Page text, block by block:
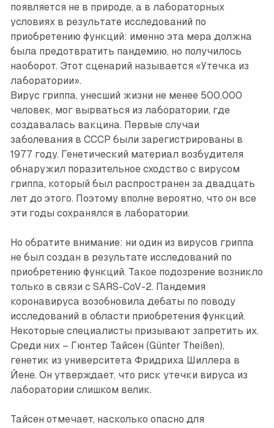
появляется не в природе, а в лабораторных
условиях в результате исследований по
приобретению функций: именно эта мера должна
была предотвратить пандемию, но получилось
наоборот. Этот сценарий называется «Утечка из
лаборатории».
Вирус гриппа, унесший жизни не менее 500.000
человек, мог вырваться из лаборатории, где
создавалась вакцина. Первые случаи
заболевания в СССР были зарегистрированы в
1977 году. Генетический материал возбудителя
обнаружил поразительное сходство с вирусом
гриппа, который был распространен за двадцать
лет до этого. Поэтому вполне вероятно, что он все
эти годы сохранялся в лаборатории.
Но обратите внимание: ни один из вирусов гриппа
не был создан в результате исследований по
приобретению функций. Такое подозрение возникло
только в связи с SARS-CoV-2. Пандемия
коронавируса возобновила дебаты по поводу
исследований в области приобретения функций.
Некоторые специа­листы призывают запретить их.
Среди них – Гюнтер Тайсен (Günter Theißen),
генетик из университета Фридриха Шиллера в
Йене. Он утверждает, что риск утечки вируса из
лаборатории слишком велик.
Тайсен отмечает, насколько опасно для